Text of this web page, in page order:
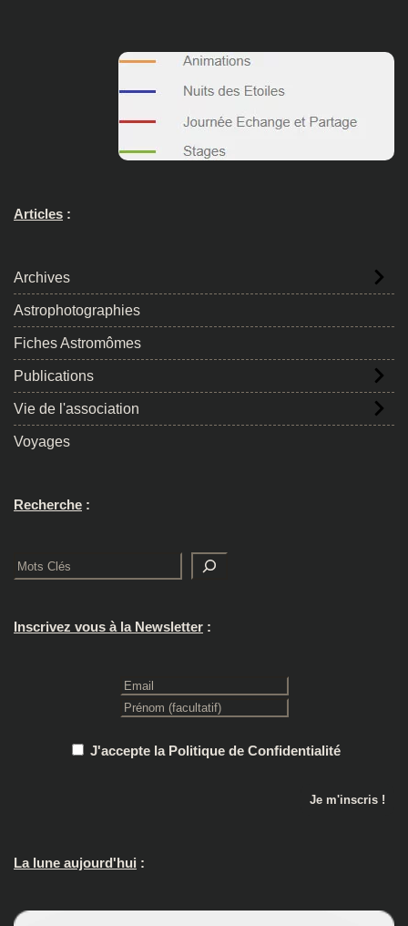
Articles :
Archives
Astrophotographies
Fiches Astromômes
Publications
Vie de l'association
Voyages
Recherche :
Rechercher
Inscrivez vous à la Newsletter :
J'accepte la Politique de Confidentialité
La lune aujourd'hui :